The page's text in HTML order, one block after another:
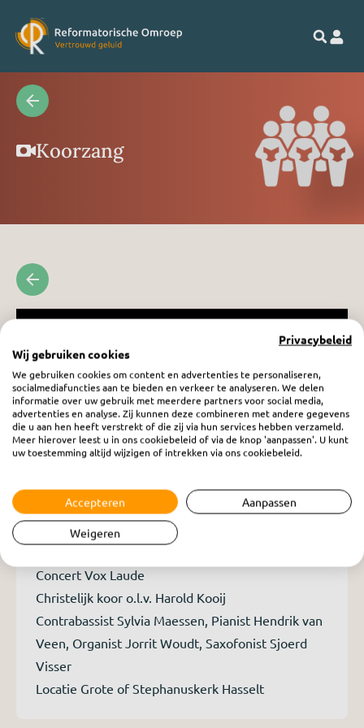
Koorzang
RO Concert - Hasselt
zaterdag 31 mei 2025
Concert Vox Laude
Christelijk koor o.l.v. Harold Kooij
Contrabassist Sylvia Maessen, Pianist Hendrik van
Veen, Organist Jorrit Woudt, Saxofonist Sjoerd
Visser
Locatie Grote of Stephanuskerk Hasselt
Privacybeleid
Wij gebruiken cookies
We gebruiken cookies om content en advertenties te personaliseren,
socialmediafuncties aan te bieden en verkeer te analyseren. We delen
informatie over uw gebruik met meerdere partners voor social media,
advertenties en analyse. Zij kunnen deze combineren met andere gegevens
die u aan hen heeft verstrekt of die zij via hun services hebben verzameld.
Meer hierover leest u in ons cookiebeleid of via de knop 'aanpassen'. U kunt
uw toestemming altijd wijzigen of intrekken via ons cookiebeleid.
Accepteren Aanpassen
Weigeren